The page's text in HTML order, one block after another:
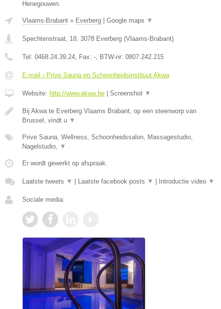
Henegouwen.
Vlaams-Brabant » Everberg Google maps ▼
Spechtenstraat, 18, 3078 Everberg (Vlaams-Brabant)
Tel: 0468.24.39.24, Fax: -, BTW-nr: 0807.242.215
E-mail › Prive Sauna en Schoonheidsinstituut Akwa
Website: http://www.akwa.be Screenshot ▼
Bij Akwa te Everberg Vlaams Brabant, op een steenworp van
Brussel, vindt u ▼
Prive Sauna, Wellness, Schoonheidssalon, Massagestudio,
Nagelstudio, ▼
Er wordt gewerkt op afspraak.
Laatste tweets ▼ Laatste facebook posts ▼ Introductie video ▼
Sociale media: